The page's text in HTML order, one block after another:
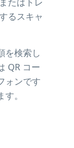
るスキャ
を検索し
QR コー
ォンです
。